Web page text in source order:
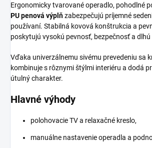
Ergonomicky tvarované operadlo, pohodlné
PU penová výplňzabezpečujú príjemné
používaní. Stabilná kovová konštrukcia a
poskytujú vysokú pevnosť, bezpečnosť a
Vďaka univerzálnemu sivému prevedeniu sa
kombinuje s rôznymi štýlmi interiéru a dodá
útulný charakter.
Hlavné výhody
polohovacie TV a relaxačné kreslo,
manuálne nastavenie operadla a